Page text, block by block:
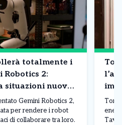
totalmente i
Robotics 2:
situazioni nuove
le
Gemini Robotics 2,
per rendere i robot
di collaborare tra loro.
Tav